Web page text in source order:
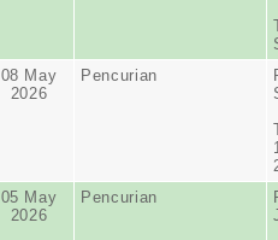
08 May
2026
Pencurian
05 May
2026
Pencurian